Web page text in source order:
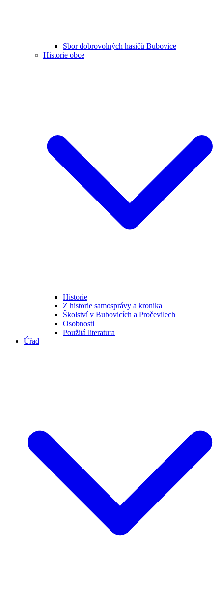
Sbor dobrovolných hasičů Bubovice
Historie obce
Historie
Z historie samosprávy a kronika
Školství v Bubovicích a Pročevilech
Osobnosti
Použitá literatura
Úřad